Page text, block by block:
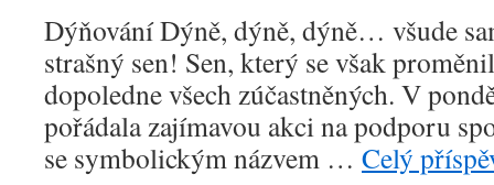
Dýňování Dýně, dýně, dýně… všude
strašný sen! Sen, který se však
dopoledne všech zúčastněných. V
pořádala zajímavou akci na podporu
se symbolickým názvem … Celý